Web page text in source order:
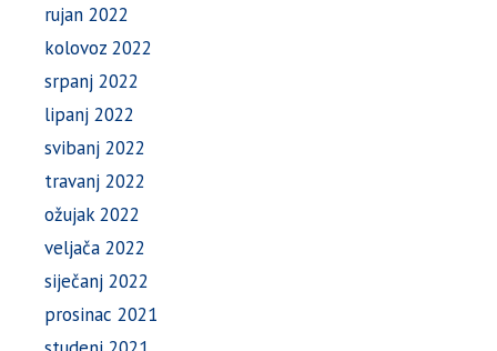
rujan 2022
kolovoz 2022
srpanj 2022
lipanj 2022
svibanj 2022
travanj 2022
ožujak 2022
veljača 2022
siječanj 2022
prosinac 2021